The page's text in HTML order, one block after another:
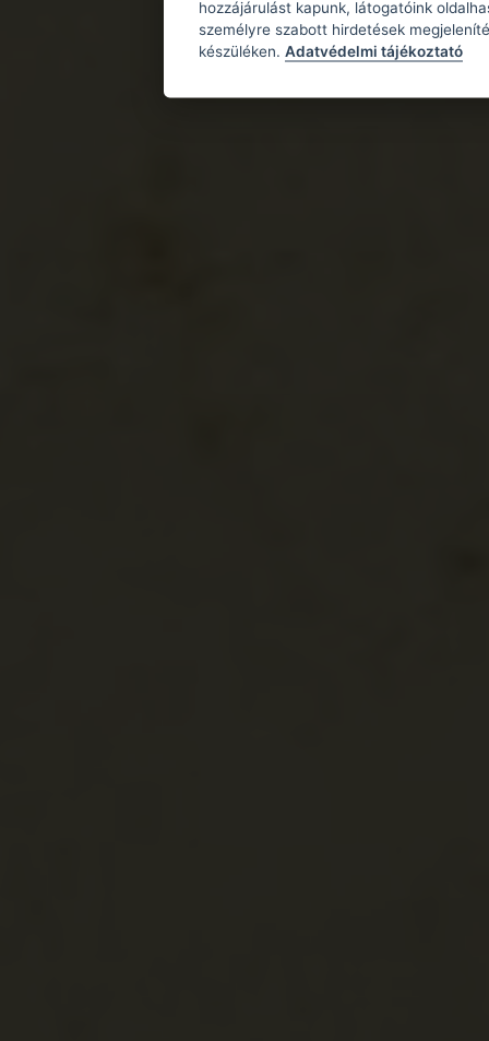
hozzájárulást kapunk, látogatóink
személyre szabott hirdetések
készüléken. Adatvédelmi tájékoztató